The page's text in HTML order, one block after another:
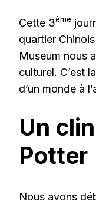
Cette 3ème
quartier
Museum nous
culturel. C’est
d’un monde à
Un
Potter
Nous avons